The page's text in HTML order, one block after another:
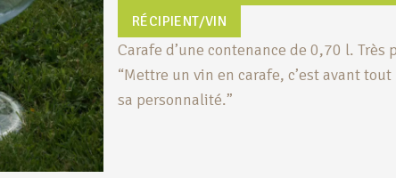
RÉCIPIENT/VIN
Carafe d’une contenance de 0,70 l.
“Mettre un vin en carafe, c’est avant
sa personnalité.”